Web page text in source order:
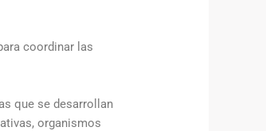
coordinar las
que se desarrollan
organismos